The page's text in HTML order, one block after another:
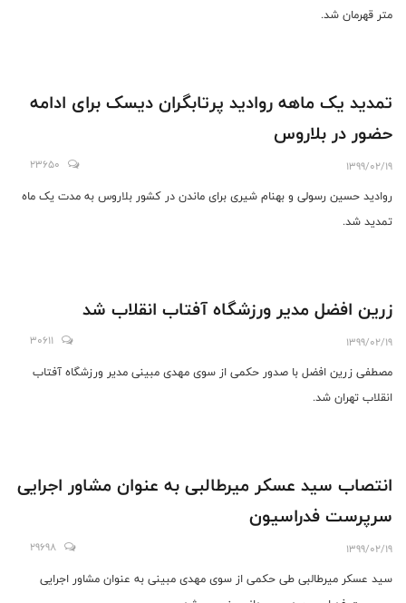
متر قهرمان شد.
تمدید یک ماهه روادید پرتابگران دیسک برای ادامه
حضور در بلاروس
1399/02/19
23650
روادید حسین رسولی و بهنام شیری برای ماندن در کشور بلاروس به مدت یک ماه
تمدید شد.
زرین افضل مدیر ورزشگاه آفتاب انقلاب شد
1399/02/19
30611
مصطفی زرین افضل با صدور حکمی از سوی مهدی مبینی مدیر ورزشگاه آفتاب
انقلاب تهران شد.
انتصاب سید عسکر میرطالبی به عنوان مشاور اجرایی
سرپرست فدراسیون
1399/02/19
29698
سید عسکر میرطالبی طی حکمی از سوی مهدی مبینی به عنوان مشاور اجرایی